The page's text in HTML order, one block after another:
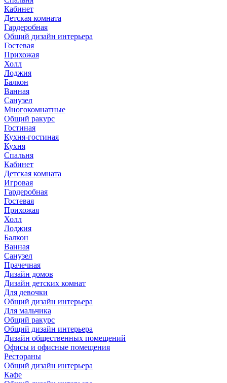
Кабинет
Детская комната
Гардеробная
Общий дизайн интерьера
Гостевая
Прихожая
Холл
Лоджия
Балкон
Ванная
Санузел
Многокомнатные
Общий ракурс
Гостиная
Кухня-гостиная
Кухня
Спальня
Кабинет
Детская комната
Игровая
Гардеробная
Гостевая
Прихожая
Холл
Лоджия
Балкон
Ванная
Санузел
Прачечная
Дизайн домов
Дизайн детских комнат
Для девочки
Общий дизайн интерьера
Для мальчика
Общий ракурс
Общий дизайн интерьера
Дизайн общественных помещений
Офисы и офисные помещения
Рестораны
Общий дизайн интерьера
Кафе